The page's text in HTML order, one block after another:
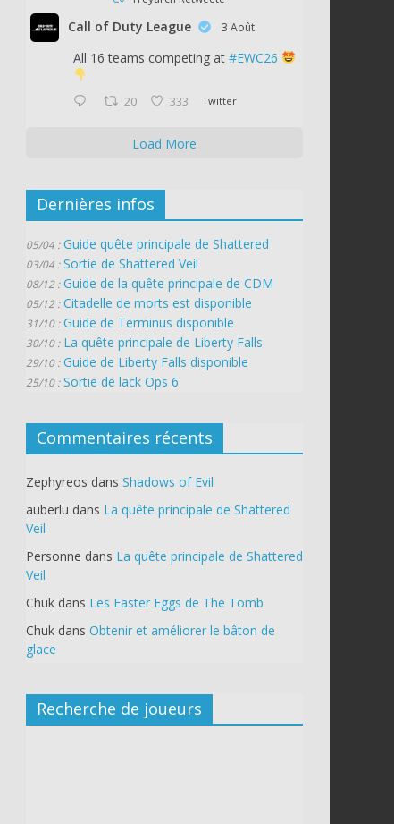
Call of Duty League 3 Août
All 16 teams competing at #EWC26
20 333 Twitter
Load More
Dernières infos
05/04 : Guide quête principale de Shattered
03/04 : Sortie de Shattered Veil
08/12 : Guide de la quête principale de CDM
05/12 : Citadelle de morts est disponible
31/10 : Guide de Terminus disponible
30/10 : La quête principale de Liberty Falls
29/10 : Guide de Liberty Falls disponible
25/10 : Sortie de lack Ops 6
Commentaires récents
Zephyreos dans Shadows of Evil
auberlu dans La quête principale de Shattered
Veil
Personne dans La quête principale de Shattered
Veil
Chuk dans Les Easter Eggs de The Tomb
Chuk dans Obtenir et améliorer le bâton de
glace
Recherche de joueurs